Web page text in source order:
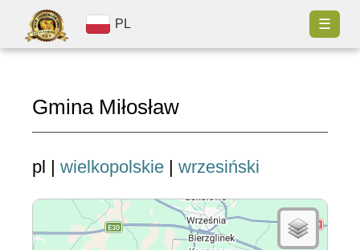
PL ☰
Gmina Miłosław
pl | wielkopolskie | wrzesiński